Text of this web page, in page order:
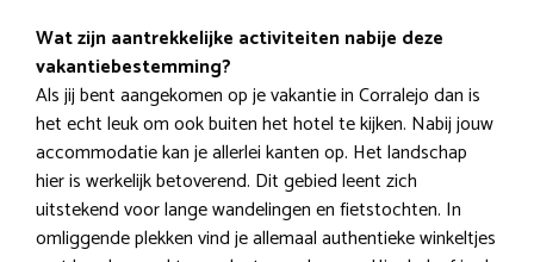
Wat zijn aantrekkelijke activiteiten nabije deze
vakantiebestemming?
Als jij bent aangekomen op je vakantie in Corralejo dan is
het echt leuk om ook buiten het hotel te kijken. Nabij jouw
accommodatie kan je allerlei kanten op. Het landschap
hier is werkelijk betoverend. Dit gebied leent zich
uitstekend voor lange wandelingen en fietstochten. In
omliggende plekken vind je allemaal authentieke winkeltjes